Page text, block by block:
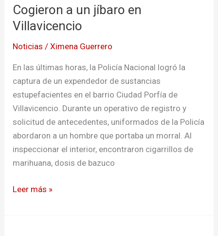
Cogieron a un jíbaro en
Villavicencio
Noticias /Ximena Guerrero
En las últimas horas, la Policía Nacional logró la
captura de un expendedor de sustancias
estupefacientes en el barrio Ciudad Porfía de
Villavicencio. Durante un operativo de registro y
solicitud de antecedentes, uniformados de la Policía
abordaron a un hombre que portaba un morral. Al
inspeccionar el interior, encontraron cigarrillos de
marihuana, dosis de bazuco
un
jíbaro
Villavicencio
Leer más »